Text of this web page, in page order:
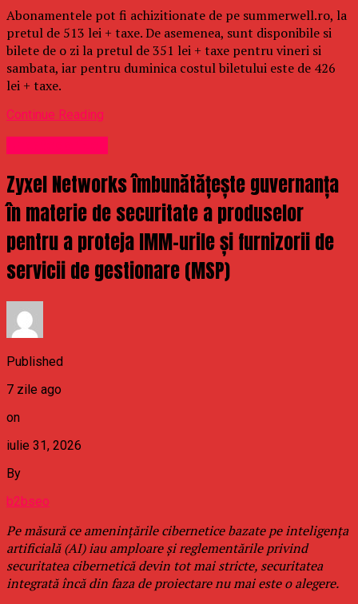
Abonamentele pot fi achizitionate de pe summerwell.ro, la
pretul de 513 lei + taxe. De asemenea, sunt disponibile si
bilete de o zi la pretul de 351 lei + taxe pentru vineri si
sambata, iar pentru duminica costul biletului este de 426
lei + taxe.
Continue Reading
Zyxel Networks îmbunătățește guvernanța
în materie de securitate a produselor
pentru a proteja IMM-urile și furnizorii de
servicii de gestionare (MSP)
Published
7 zile ago
on
iulie 31, 2026
By
b2bseo
Pe măsură ce amenințările cibernetice bazate pe inteligența
artificială (AI) iau amploare și reglementările privind
securitatea cibernetică devin tot mai stricte, securitatea
integrată încă din faza de proiectare nu mai este o alegere.